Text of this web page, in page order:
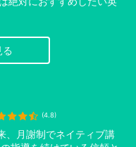
る
(4.8)
、月謝制でネイティブ講